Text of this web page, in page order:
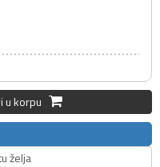
u korpu
želja